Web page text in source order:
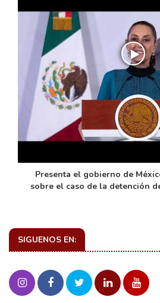
Presenta el gobierno de
sobre el caso de la detención
SIGUENOS EN: